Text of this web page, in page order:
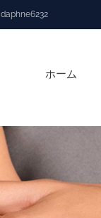
daphne6232
ホーム